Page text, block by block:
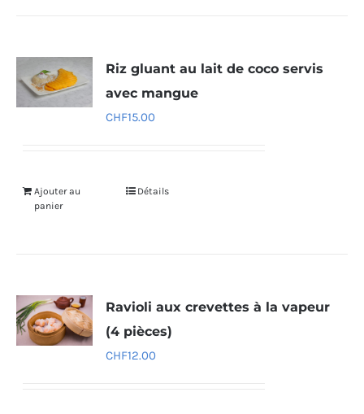
Riz gluant au lait de coco servis
avec mangue
CHF15.00
Ajouter au
panier
Détails
Ravioli aux crevettes à la vapeur
(4 pièces)
CHF12.00